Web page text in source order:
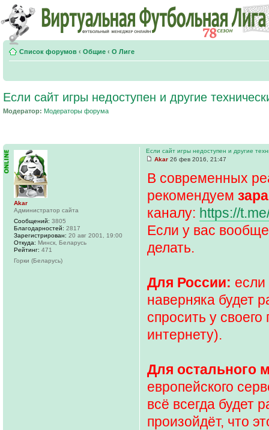
Список форумов ‹ Общие ‹ О Лиге
Если сайт игры недоступен и другие
Модератор: Модераторы форума
Если сайт игры недоступен и другие
Akar 26 фев 2016, 21:47
В современных
рекомендуем
каналу: https://
Если у вас
делать.
Для России: если
наверняка будет
спросить у
интернету).
Для остального
европейского
всё всегда будет
произойдёт, что
Akar
Администратор сайта
Сообщений: 3805
Благодарностей: 2817
Зарегистрирован: 20 авг 2001, 19:00
Откуда: Минск, Беларусь
Рейтинг: 471
Горки (Беларусь)